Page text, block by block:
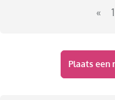
« 1
Plaats een